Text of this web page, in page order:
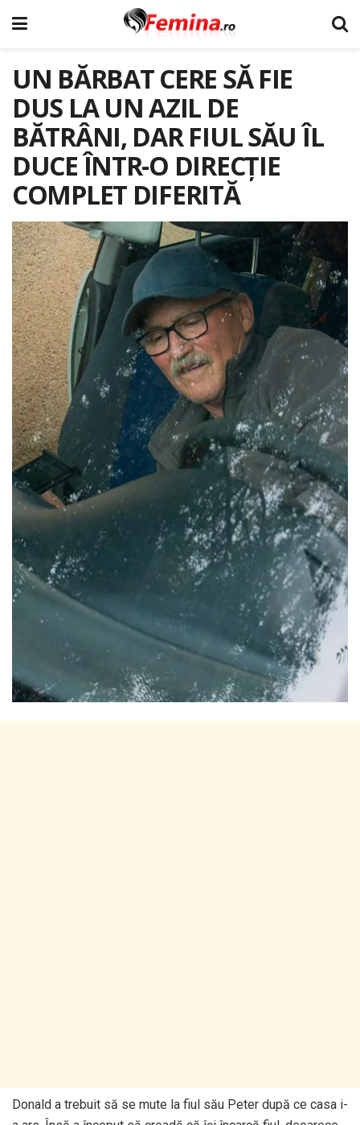
UN BĂRBAT CERE SĂ FIE
DUS LA UN AZIL DE
BĂTRÂNI, DAR FIUL SĂU ÎL
DUCE ÎNTR-O DIRECȚIE
COMPLET DIFERITĂ
Donald a trebuit să se mute la fiul său Peter după ce casa i-